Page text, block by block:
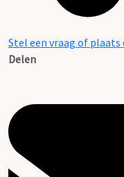
Stel een vraag of
Delen